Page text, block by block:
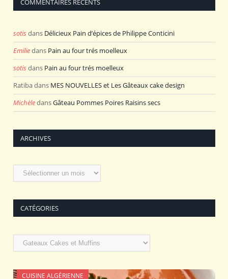
COMMENTAIRES RÉCENTS
sotis dans Délicieux Pain d’épices de Philippe Conticini
Emiliedans Pain au four trés moelleux
sotis dans Pain au four trés moelleux
Ratibadans MES NOUVELLES et Les Gâteaux cake design
MichèledansGâteau Pommes Poires Raisins secs
ARCHIVES
Archives
CATÉGORIES
Catégories
CUISINE ALGÉRIENNE